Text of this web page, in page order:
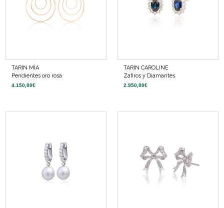
TARIN MÍA
Pendientes oro rosa
4.150,00€
TARIN CAROLINE
Zafiros y Diamantes
2.950,00€